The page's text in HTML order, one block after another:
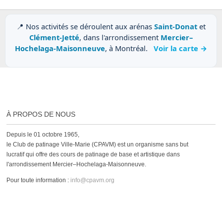
📍 Nos activités se déroulent aux arénas Saint-Donat et
Clément-Jetté, dans l'arrondissement Mercier–
Hochelaga-Maisonneuve, à Montréal. Voir la carte →
À PROPOS DE NOUS
Depuis le 01 octobre 1965,
le Club de patinage Ville-Marie (CPAVM) est un organisme sans but
lucratif qui offre des cours de patinage de base et artistique dans
l'arrondissement Mercier–Hochelaga-Maisonneuve.
Pour toute information : info@cpavm.org